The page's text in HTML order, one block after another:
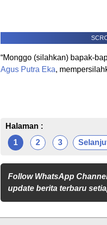
“Monggo (silahkan) bapak-
Agus Putra Eka,
Halaman :
1
2 3
Follow WhatsApp
update berita terbaru